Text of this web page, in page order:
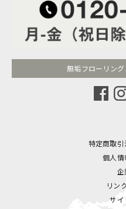
無垢フローリン
特定商取
個人
企
リン
サイ